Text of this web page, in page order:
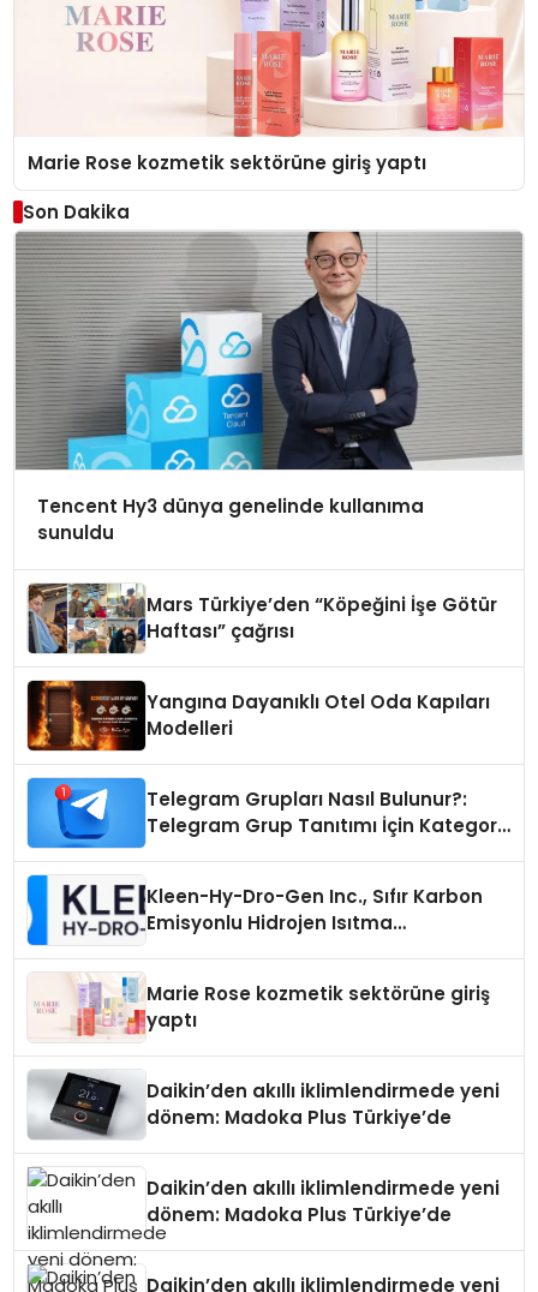
Marie Rose kozmetik sektörüne giriş yaptı
Son Dakika
Tencent Hy3 dünya genelinde kullanıma
sunuldu
Mars Türkiye’den “Köpeğini İşe Götür
Haftası” çağrısı
Yangına Dayanıklı Otel Oda Kapıları
Modelleri
Telegram Grupları Nasıl Bulunur?:
Telegram Grup Tanıtımı İçin Kategori
Kleen-Hy-Dro-Gen Inc., Sıfır Karbon
Emisyonlu Hidrojen Isıtma
Marie Rose kozmetik sektörüne giriş
yaptı
Daikin’den akıllı iklimlendirmede yeni
dönem: Madoka Plus Türkiye’de
Daikin’den akıllı iklimlendirmede yeni
dönem: Madoka Plus Türkiye’de
Daikin’den akıllı iklimlendirmede yeni